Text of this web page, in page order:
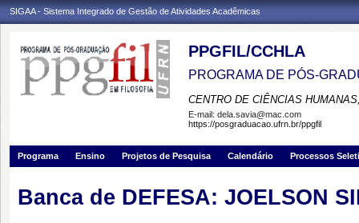
SIGAA - Sistema Integrado de Gestão de Atividades Acadêmicas
PPGFIL/CCHLA
PROGRAMA DE PÓS-
CENTRO DE CIÊNCIAS
E-mail: dela.savia@mac.com
https://posgraduacao.ufrn.br/ppgfil
Programa Ensino Projetos de Pesquisa Calendário Processos
Banca de DEFESA: JOELSON